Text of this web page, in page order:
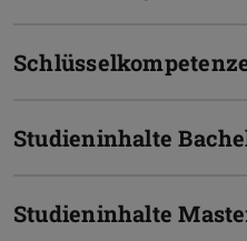
Studieninhalte
Studieninhalte